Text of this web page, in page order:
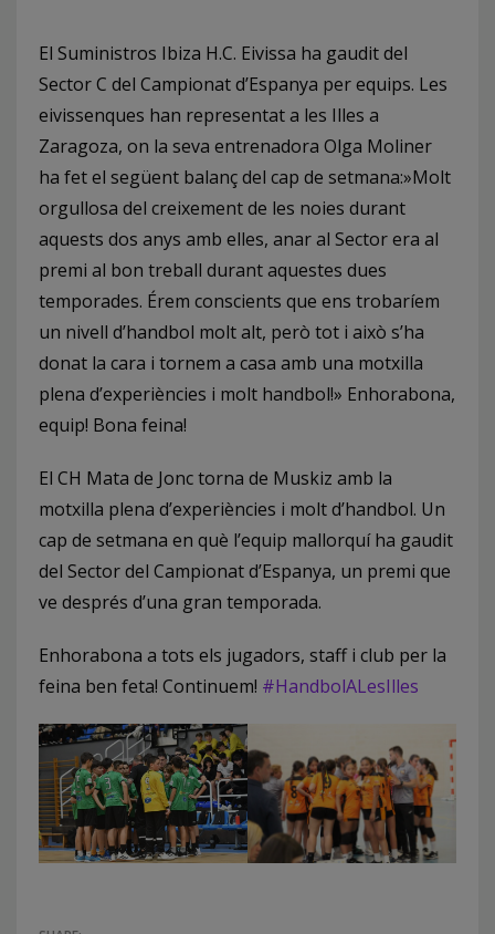
El Suministros Ibiza H.C. Eivissa ha gaudit del
Sector C del Campionat d’Espanya per equips. Les
eivissenques han representat a les Illes a
Zaragoza, on la seva entrenadora Olga Moliner
ha fet el següent balanç del cap de setmana:»Molt
orgullosa del creixement de les noies durant
aquests dos anys amb elles, anar al Sector era al
premi al bon treball durant aquestes dues
temporades. Érem conscients que ens trobaríem
un nivell d’handbol molt alt, però tot i això s’ha
donat la cara i tornem a casa amb una motxilla
plena d’experiències i molt handbol!» Enhorabona,
equip! Bona feina!
El CH Mata de Jonc torna de Muskiz amb la
motxilla plena d’experiències i molt d’handbol. Un
cap de setmana en què l’equip mallorquí ha gaudit
del Sector del Campionat d’Espanya, un premi que
ve després d’una gran temporada.
Enhorabona a tots els jugadors, staff i club per la
feina ben feta! Continuem! #HandbolALesIlles